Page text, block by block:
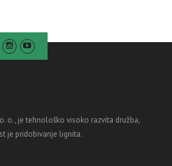
o., je tehnološko visoko razvita družba,
je pridobivanje lignita.